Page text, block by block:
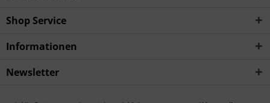
Shop Service
Informationen
Newsletter